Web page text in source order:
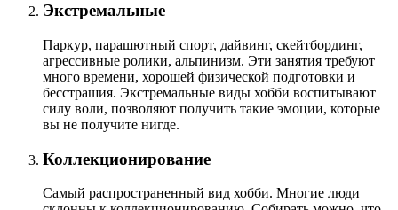
Экстремальные
Паркур, парашютный спорт, дайвинг, скейтбординг,
агрессивные ролики, альпинизм. Эти занятия требуют
много времени, хорошей физической подготовки и
бесстрашия. Экстремальные виды хобби воспитывают
силу воли, позволяют получить такие эмоции, которые
вы не получите нигде.
Коллекционирование
Самый распространенный вид хобби. Многие люди